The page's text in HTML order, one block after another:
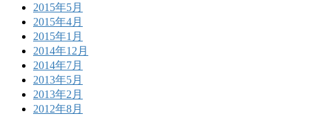
2015年5月
2015年4月
2015年1月
2014年12月
2014年7月
2013年5月
2013年2月
2012年8月